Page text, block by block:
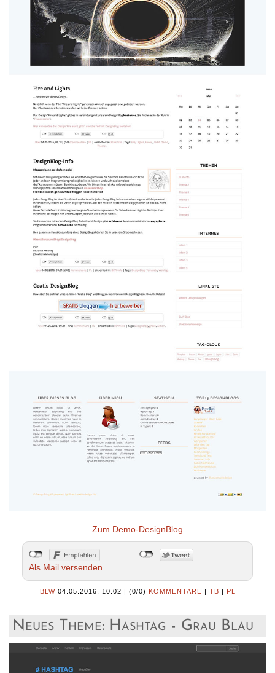
Zum Demo-DesignBlog
Als Mail versenden
BLW 04.05.2016, 10.02 | (0/0) KOMMENTARE | TB | PL
Neues Theme: Hashtag - Grau Blau